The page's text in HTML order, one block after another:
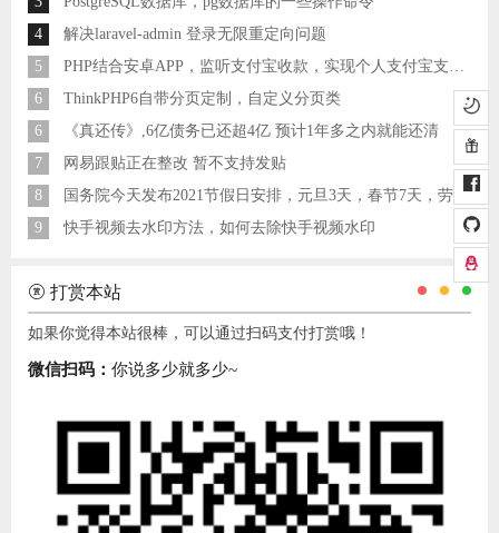
4
解决laravel-admin 登录无限重定向问题
5
PHP结合安卓APP，监听支付宝收款，实现个人支付宝支付接口
6
ThinkPHP6自带分页定制，自定义分页类
6
《真还传》,6亿债务已还超4亿 预计1年多之内就能还清
7
网易跟贴正在整改 暂不支持发贴
8
国务院今天发布2021节假日安排，元旦3天，春节7天，劳动节5天
9
快手视频去水印方法，如何去除快手视频水印
打赏本站
如果你觉得本站很棒，可以通过扫码支付打赏哦！
微信扫码： 你说多少就多少~